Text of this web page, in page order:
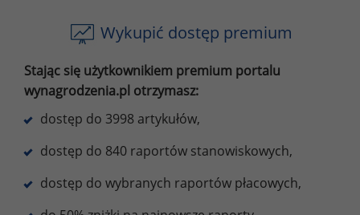
Wykupić dostęp premium
Stając się użytkownikiem premium portalu
wynagrodzenia.pl otrzymasz:
dostęp do 3998 artykułów,
dostęp do 840 raportów stanowiskowych,
dostęp do wybranych raportów płacowych,